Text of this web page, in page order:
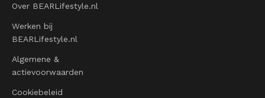
Over BEARLifestyle.nl
Werken bij
BEARLifestyle.nl
Algemene &
actievoorwaarden
Cookiebeleid